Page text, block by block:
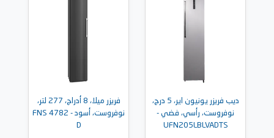
ديب فريزر يونيون اير، 5 درج،
نوفروست، رأسي، فضي -
UFN205LBLVADTS
فريزر ميلا، 8 أدراج، 277 لتر،
نوفروست، أسود - FNS 4782
D